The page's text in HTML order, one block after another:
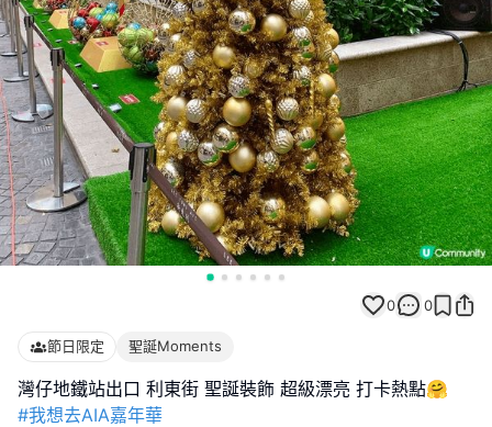
0 0
節日限定 聖誕Moments
#我想去AIA嘉年華